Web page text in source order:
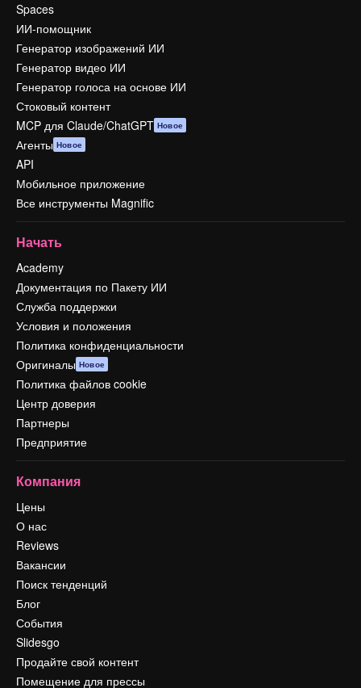
Spaces
ИИ-помощник
Генератор изображений ИИ
Генератор видео ИИ
Генератор голоса на основе ИИ
Стоковый контент
MCP для Claude/ChatGPT Новое
Агенты Новое
API
Мобильное приложение
Все инструменты Magnific
Начать
Academy
Документация по Пакету ИИ
Служба поддержки
Условия и положения
Политика конфиденциальности
Оригиналы Новое
Политика файлов cookie
Центр доверия
Партнеры
Предприятие
Компания
Цены
О нас
Reviews
Вакансии
Поиск тенденций
Блог
События
Slidesgo
Продайте свой контент
Помещение для прессы